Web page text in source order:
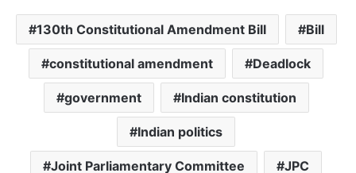
130th Constitutional Amendment Bill Bill
constitutional amendment Deadlock
government Indian constitution
Indian politics
Joint Parliamentary Committee JPC